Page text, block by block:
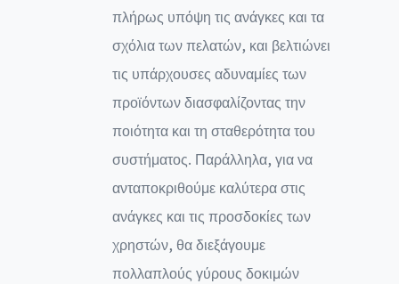
πλήρως υπόψη τις ανάγκες και τα
σχόλια των πελατών, και βελτιώνει
τις υπάρχουσες αδυναμίες των
προϊόντων διασφαλίζοντας την
ποιότητα και τη σταθερότητα του
συστήματος. Παράλληλα, για να
ανταποκριθούμε καλύτερα στις
ανάγκες και τις προσδοκίες των
χρηστών, θα διεξάγουμε
πολλαπλούς γύρους δοκιμών